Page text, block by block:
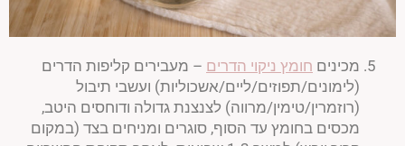
מכינים חומץ ניקוי הדרים – מעבירים קליפות הדרים
(לימונים/תפוזים/ליים/אשכוליות) ועשבי תיבול
(רוזמרין/טימין/מרווה) לצנצנת גדולה ודוחסים היטב,
מכסים בחומץ עד הסוף, סוגרים ומניחים בצד (במקום